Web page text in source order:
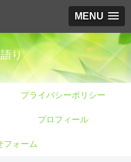
MENU
り
プライバシーポリシー
プロフィール
フォーム